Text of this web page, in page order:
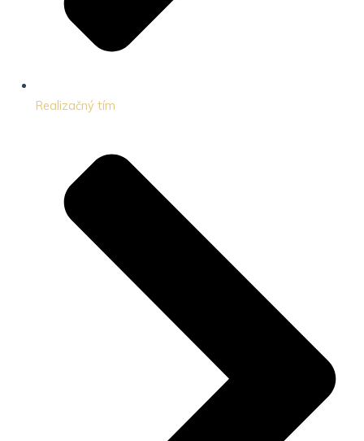
Realizačný tím